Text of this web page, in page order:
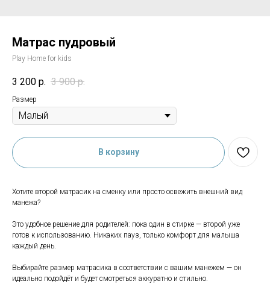
Матрас пудровый
Play Home for kids
3 200 р. 3 900 р.
Размер
В корзину
Хотите второй матрасик на сменку или просто освежить внешний вид
манежа?
Это удобное решение для родителей: пока один в стирке — второй уже
готов к использованию. Никаких пауз, только комфорт для малыша
каждый день.
Выбирайте размер матрасика в соответствии с вашим манежем — он
идеально подойдёт и будет смотреться аккуратно и стильно.